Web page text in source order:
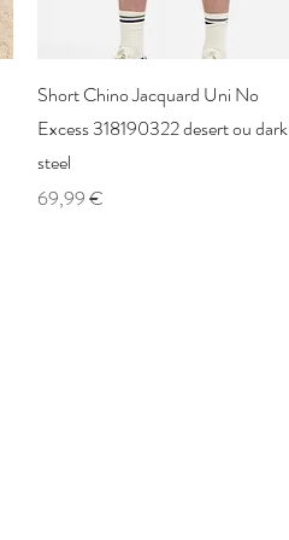
Aperçu rapide
Short Chino Jacquard Uni No
Excess 318190322 desert ou dark
steel
Prix
69,99 €